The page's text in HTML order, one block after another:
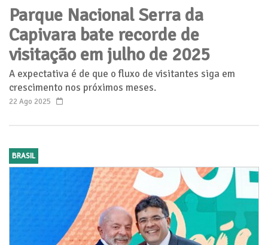
Parque Nacional Serra da
Capivara bate recorde de
visitação em julho de 2025
A expectativa é de que o fluxo de visitantes siga em
crescimento nos próximos meses.
22 Ago 2025
BRASIL